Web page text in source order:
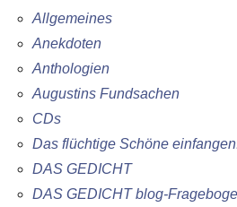
Allgemeines
Anekdoten
Anthologien
Augustins Fundsachen
CDs
Das flüchtige Schöne
DAS GEDICHT
DAS GEDICHT blog-